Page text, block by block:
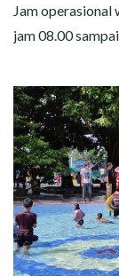
Jam
jam 08.00